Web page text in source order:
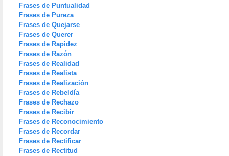
Frases de Puntualidad
Frases de Pureza
Frases de Quejarse
Frases de Querer
Frases de Rapidez
Frases de Razón
Frases de Realidad
Frases de Realista
Frases de Realización
Frases de Rebeldía
Frases de Rechazo
Frases de Recibir
Frases de Reconocimiento
Frases de Recordar
Frases de Rectificar
Frases de Rectitud